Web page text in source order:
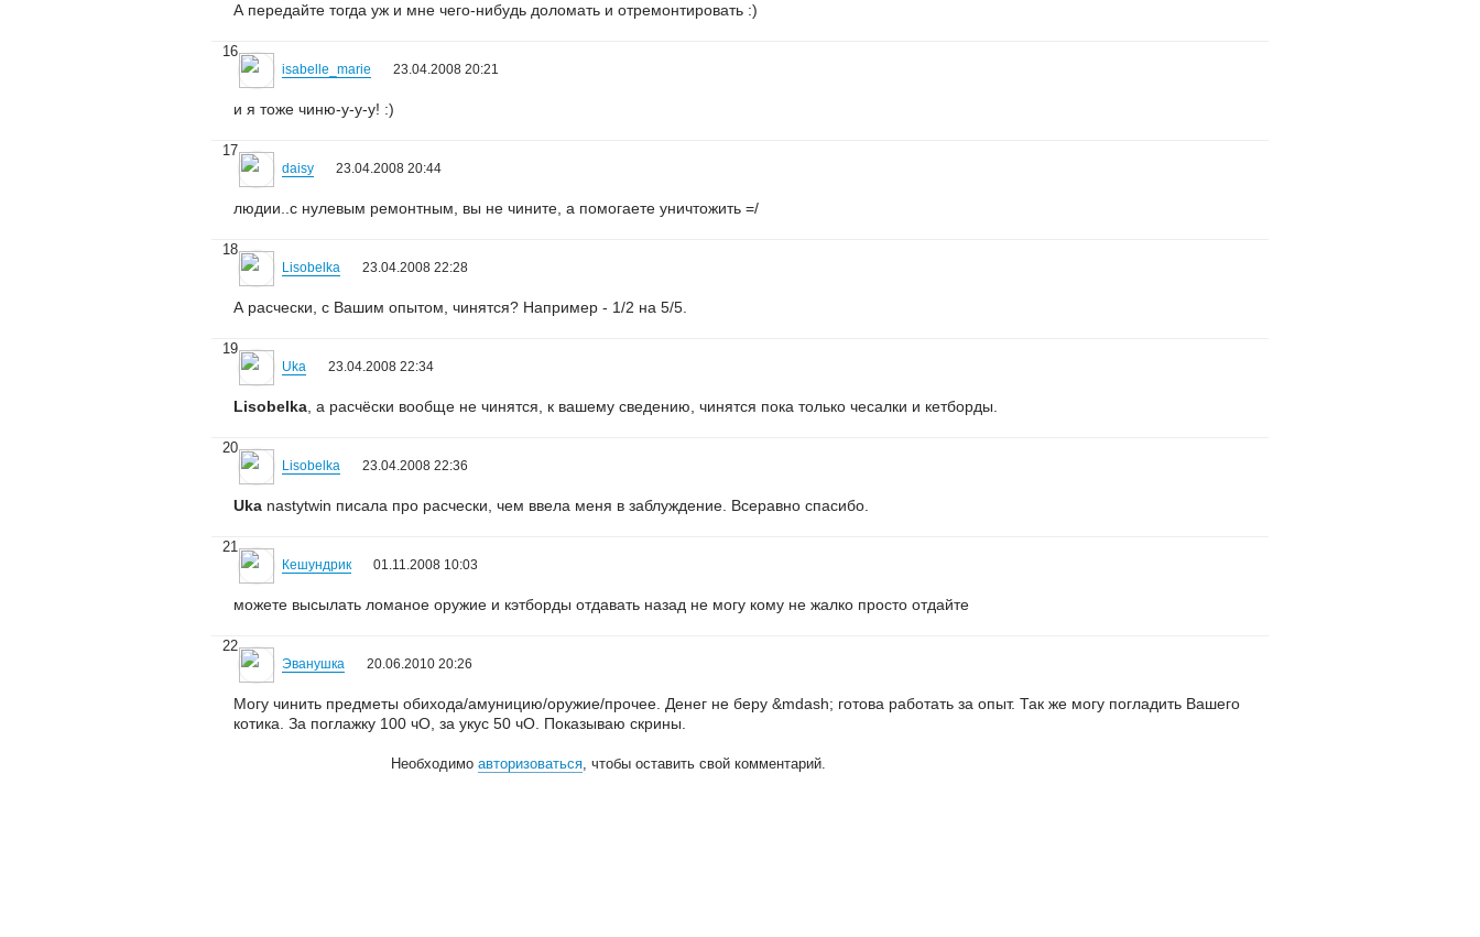
А передайте тогда уж и мне чего-нибудь доломать и отремонтировать :)
16
isabelle_marie 23.04.2008 20:21
и я тоже чиню-у-у-у! :)
17
daisy 23.04.2008 20:44
людии..с нулевым ремонтным, вы не чините, а помогаете уничтожить =/
18
Lisobelka 23.04.2008 22:28
А расчески, с Вашим опытом, чинятся? Например - 1/2 на 5/5.
19
Uka 23.04.2008 22:34
Lisobelka , а расчёски вообще не чинятся, к вашему сведению, чинятся пока только чесалки и кетборды.
20
Lisobelka 23.04.2008 22:36
Uka nastytwin писала про расчески, чем ввела меня в заблуждение. Всеравно спасибо.
21
Кешундрик 01.11.2008 10:03
можете высылать ломаное оружие и кэтборды отдавать назад не могу кому не жалко просто отдайте
22
Эванушка 20.06.2010 20:26
Могу чинить предметы обихода/амуницию/оружие/прочее. Денег не беру &mdash; готова работать за опыт. Так же могу погладить Вашего
котика. За поглажку 100 чО, за укус 50 чО. Показываю скрины.
Необходимоавторизоваться, чтобы оставить свой комментарий.